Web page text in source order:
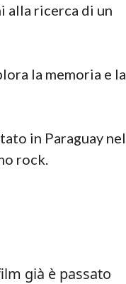
alla ricerca di un
la memoria e la
in Paraguay nel
rock.
già è passato